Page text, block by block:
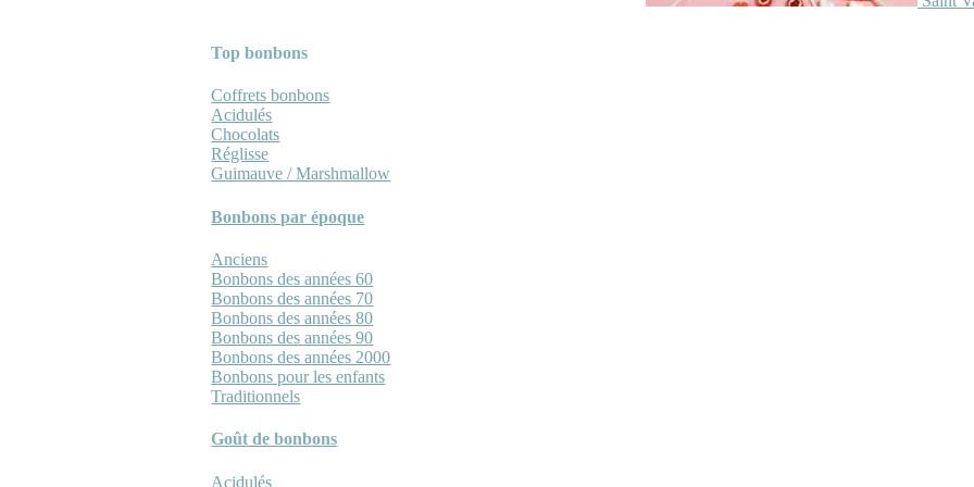
Top bonbons
Coffrets bonbons
Acidulés
Chocolats
Réglisse
Guimauve / Marshmallow
Bonbons par époque
Anciens
Bonbons des années 60
Bonbons des années 70
Bonbons des années 80
Bonbons des années 90
Bonbons des années 2000
Bonbons pour les enfants
Traditionnels
Goût de bonbons
Acidulés